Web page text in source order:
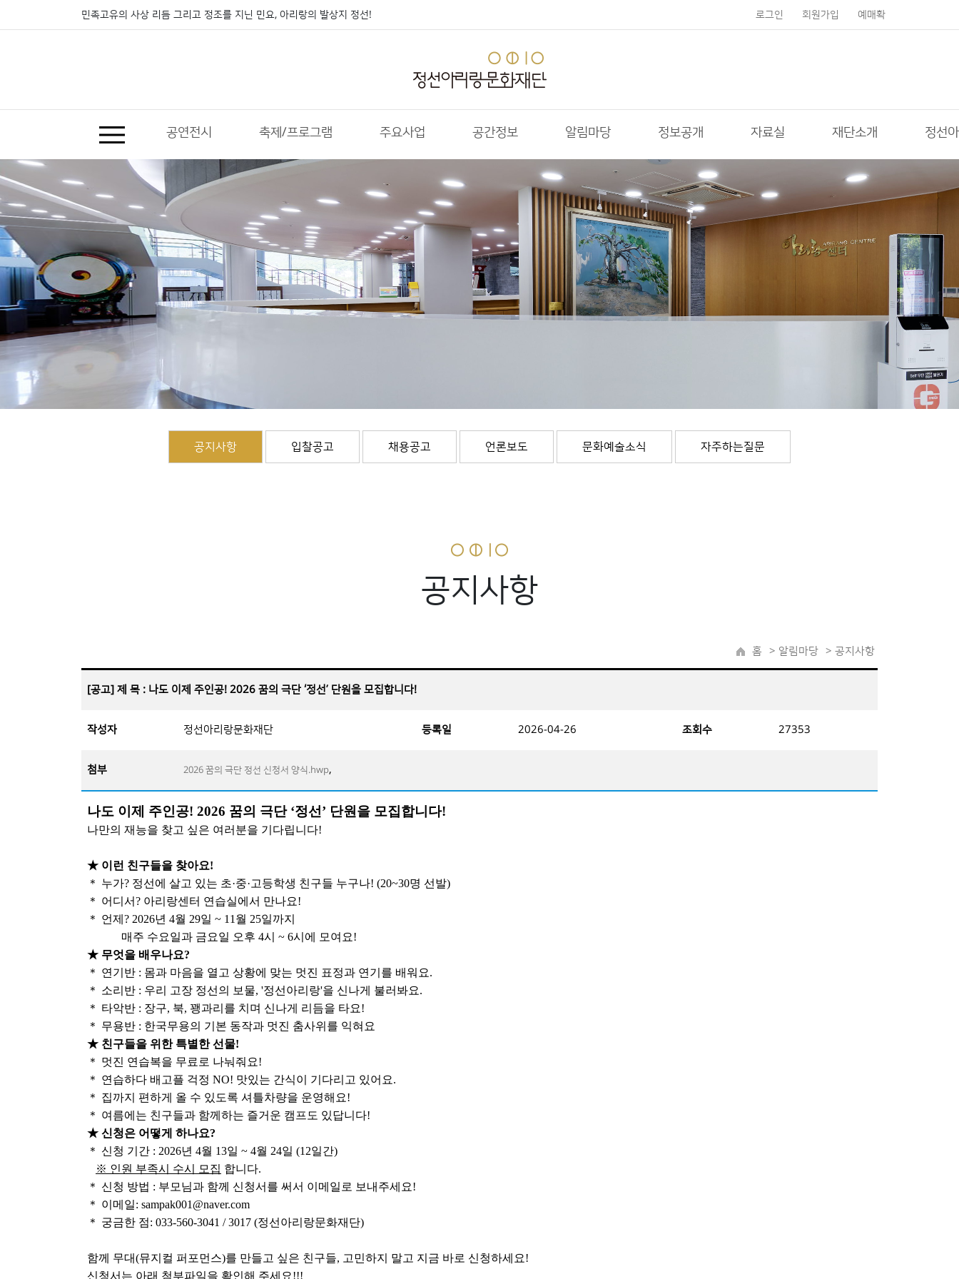
민족고유의 사상 리듬 그리고 정조를 지닌 민요, 아리랑의 발상지 정선! 로그인 회원가입 예매확
공연전시 축제/프로그램 주요사업 공간정보 알림마당 정보공개 자료실 재단소개 정선
공지사항 입찰공고 채용공고 언론보도 문화예술소식 자주하는질문
공지사항
> 공지사항
> 알림마당
홈
[공고] 제 목 : 나도 이제 주인공! 2026 꿈의 극단 ‘정선’ 단원을 모집합니다!
작성자 정선아리랑문화재단 등록일 2026-04-26 조회수 27353
첨부 2026 꿈의 극단 정선 신청서 양식.hwp,
나도 이제 주인공! 2026 꿈의 극단 ‘정선’ 단원을 모집합니다!
나만의 재능을 찾고 싶은 여러분을 기다립니다!
★ 이런 친구들을 찾아요!
＊ 누가? 정선에 살고 있는 초·중·고등학생 친구들 누구나! (20~30명 선발)
＊ 어디서? 아리랑센터 연습실에서 만나요!
＊ 언제 ? 2026년 4월 29일 ~ 11 월 25일까지
매주 수요일과 금요일 오후 4시 ~ 6시에 모여요!
★ 무엇을 배우나요?
＊ 연기반 : 몸과 마음을 열고 상황에 맞는 멋진 표정과 연기를 배워요.
＊ 소리반 : 우리 고장 정선의 보물, '정선아리랑'을 신나게 불러봐요.
＊ 타악반 : 장구, 북, 꽹과리를 치며 신나게 리듬을 타요!
＊ 무용반 : 한국무용의 기본 동작과 멋진 춤사위를 익혀요
★ 친구들을 위한 특별한 선물!
＊ 멋진 연습복을 무료로 나눠줘요!
＊ 연습하다 배고플 걱정 NO! 맛있는 간식이 기다리고 있어요.
＊ 집까지 편하게 올 수 있도록 셔틀차량을 운영해요!
＊ 여름에는 친구들과 함께하는 즐거운 캠프도 있답니다!
★ 신청은 어떻게 하나요?
＊ 신청 기간 : 2026년 4월 13일 ~ 4월 24일 (12일간)
※ 인원 부족시 수시 모집 합니다.
＊ 신청 방법 : 부모님과 함께 신청서를 써서 이메일로 보내주세요!
＊ 이메일: sampak001@naver.com
＊ 궁금한 점: 033-560-3041 / 3017 (정선아리랑문화재단)
함께 무대(뮤지컬 퍼포먼스)를 만들고 싶은 친구들, 고민하지 말고 지금 바로 신청하세요!
신청서는 아래 첨부파일을 확인해 주세요!!!